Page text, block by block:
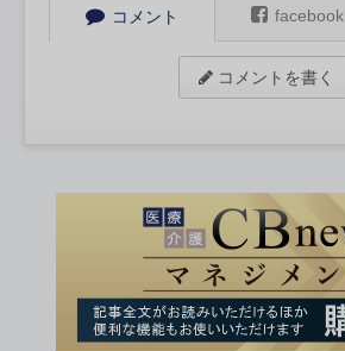
コメント facebook
コメントを書く